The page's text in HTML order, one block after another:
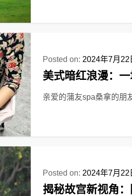
Posted on: 2024年7月22
美式暗红浪漫：
亲爱的蒲友spa桑拿的朋
Posted on: 2024年7月22
揭秘故宫新视角